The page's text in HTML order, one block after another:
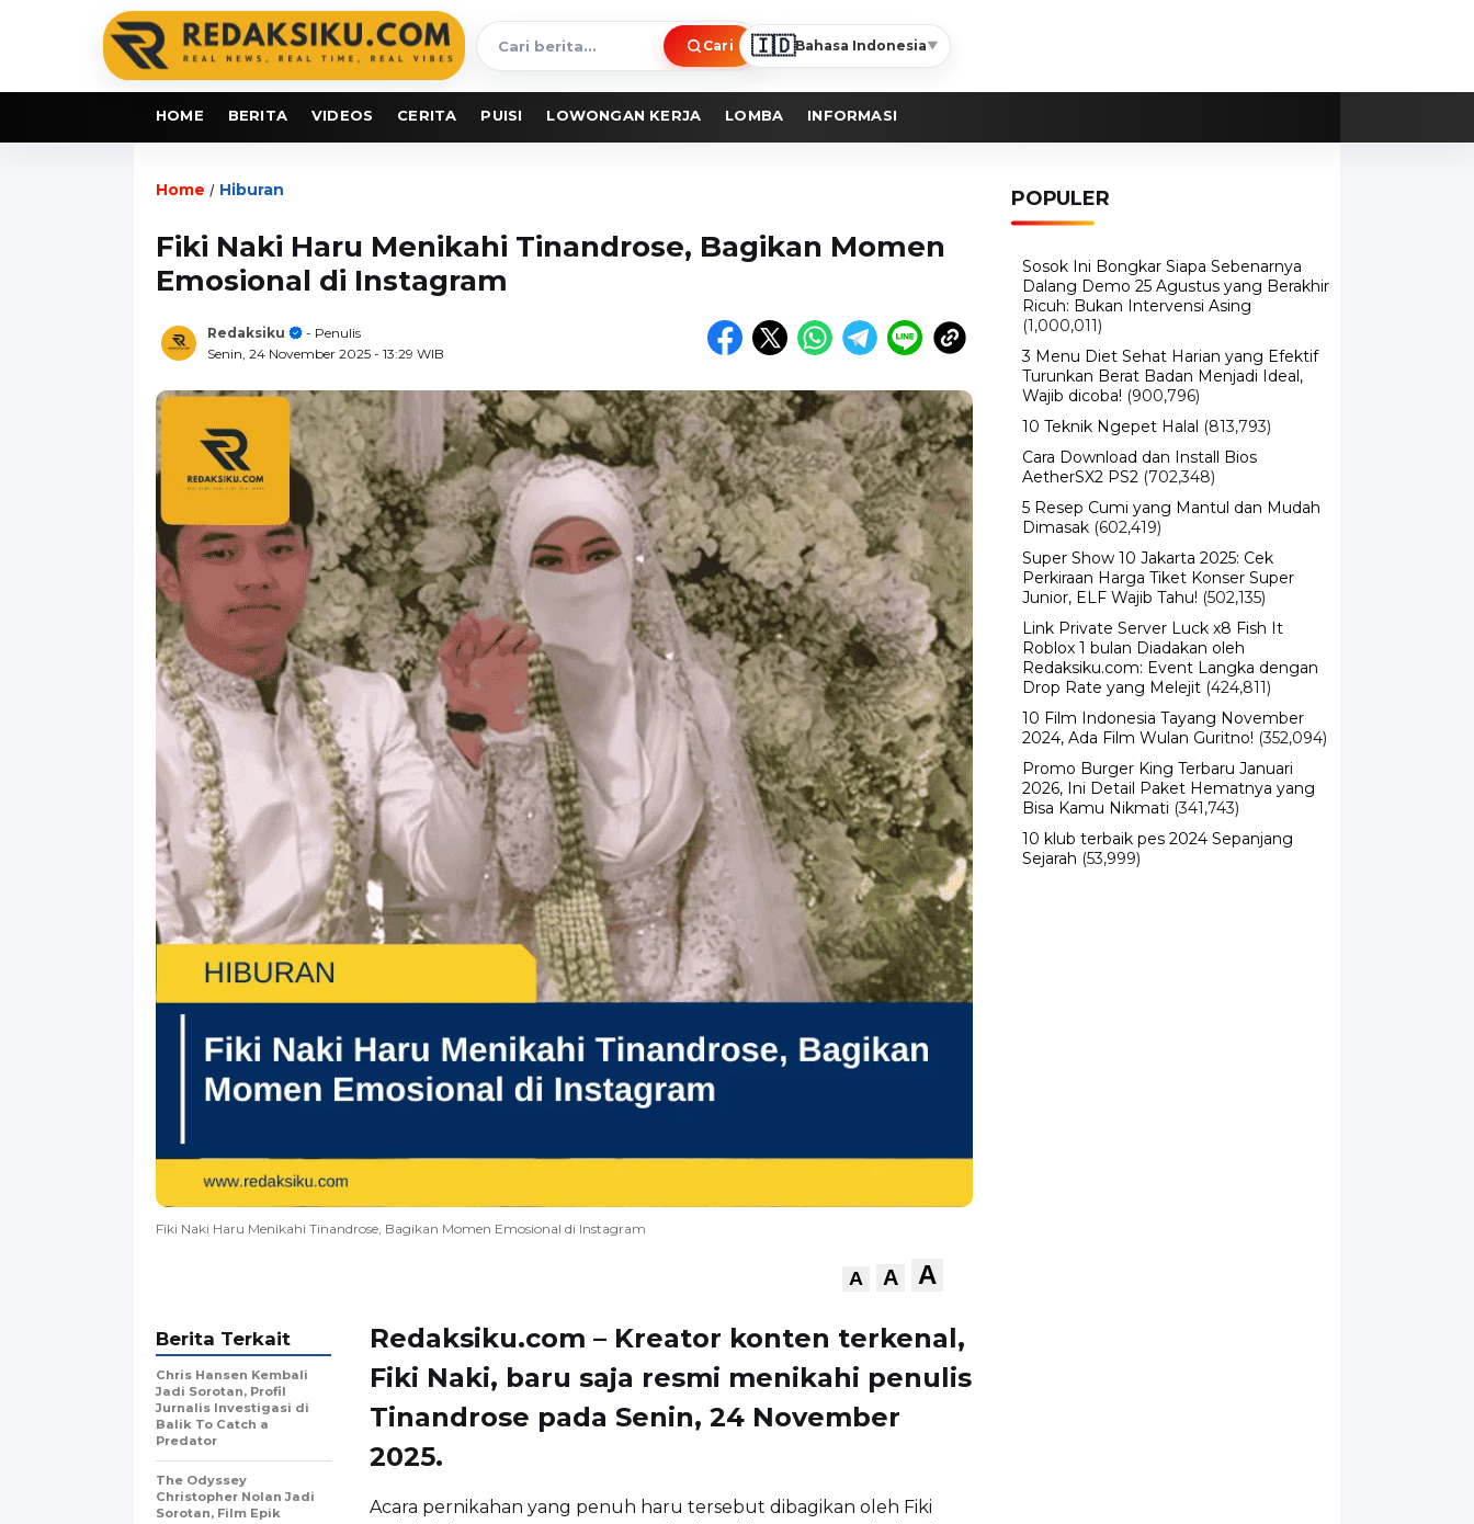
Cari
berita
Cari 🇮🇩Bahasa Indonesia▼
HOME BERITA VIDEOS CERITA PUISI LOWONGAN KERJA LOMBA INFORMASI
Home / Hiburan
Fiki Naki Haru Menikahi Tinandrose, Bagikan Momen
Emosional di Instagram
Redaksiku
- Penulis
Senin, 24 November 2025 - 13:29 WIB
Fiki Naki Haru Menikahi Tinandrose, Bagikan Momen Emosional di Instagram
A A A
Redaksiku.com – Kreator konten terkenal,
Fiki Naki, baru saja resmi menikahi penulis
Tinandrose pada Senin, 24 November
2025.
Acara pernikahan yang penuh haru tersebut dibagikan oleh Fiki
Berita Terkait
Chris Hansen Kembali
Jadi Sorotan, Profil
Jurnalis Investigasi di
Balik To Catch a
Predator
The Odyssey
Christopher Nolan Jadi
Sorotan, Film Epik
POPULER
Sosok Ini Bongkar Siapa Sebenarnya
Dalang Demo 25 Agustus yang Berakhir
Ricuh: Bukan Intervensi Asing
(1,000,011)
3 Menu Diet Sehat Harian yang Efektif
Turunkan Berat Badan Menjadi Ideal,
Wajib dicoba! (900,796)
10 Teknik Ngepet Halal (813,793)
Cara Download dan Install Bios
AetherSX2 PS2 (702,348)
5 Resep Cumi yang Mantul dan Mudah
Dimasak (602,419)
Super Show 10 Jakarta 2025: Cek
Perkiraan Harga Tiket Konser Super
Junior, ELF Wajib Tahu! (502,135)
Link Private Server Luck x8 Fish It
Roblox 1 bulan Diadakan oleh
Redaksiku.com: Event Langka dengan
Drop Rate yang Melejit (424,811)
10 Film Indonesia Tayang November
2024, Ada Film Wulan Guritno! (352,094)
Promo Burger King Terbaru Januari
2026, Ini Detail Paket Hematnya yang
Bisa Kamu Nikmati (341,743)
10 klub terbaik pes 2024 Sepanjang
Sejarah (53,999)